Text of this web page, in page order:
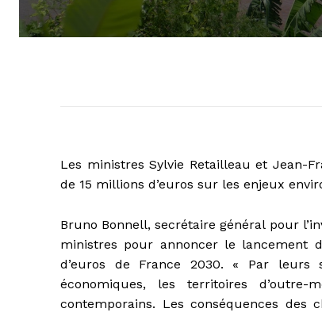
Les ministres Sylvie Retailleau et Jean-
de 15 millions d’euros sur les enjeux
Bruno Bonnell, secrétaire général pour
ministres pour annoncer le lancement
d’euros de France 2030. « Par leurs
économiques, les territoires
contemporains. Les conséquences des